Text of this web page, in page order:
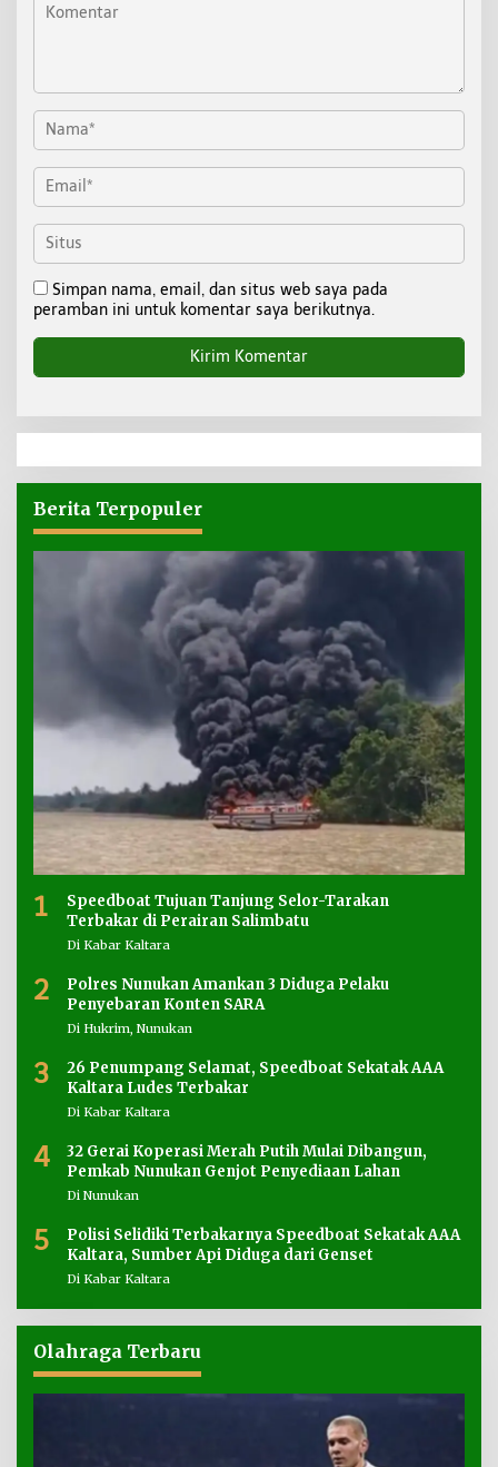
Simpan nama, email, dan situs web saya pada
peramban ini untuk komentar saya berikutnya.
Berita Terpopuler
1
Speedboat Tujuan Tanjung Selor-Tarakan
Terbakar di Perairan Salimbatu
Di Kabar Kaltara
2
Polres Nunukan Amankan 3 Diduga Pelaku
Penyebaran Konten SARA
Di Hukrim, Nunukan
3
26 Penumpang Selamat, Speedboat Sekatak AAA
Kaltara Ludes Terbakar
Di Kabar Kaltara
4
32 Gerai Koperasi Merah Putih Mulai Dibangun,
Pemkab Nunukan Genjot Penyediaan Lahan
Di Nunukan
5
Polisi Selidiki Terbakarnya Speedboat Sekatak AAA
Kaltara, Sumber Api Diduga dari Genset
Di Kabar Kaltara
Olahraga Terbaru